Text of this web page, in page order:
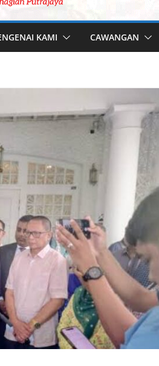
KAMI CAWANGAN